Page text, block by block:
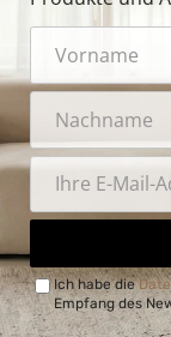
Ich habe die
Empfang des